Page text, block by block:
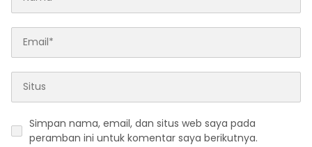
Simpan nama, email, dan situs web saya pada
peramban ini untuk komentar saya berikutnya.